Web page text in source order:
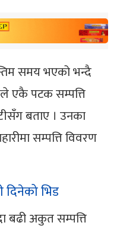
समय भएको भन्दै
एकै पटक सम्पत्ति
बताए । उनका
सम्पत्ति विवरण
दिनेको भिड
बढी अकुत सम्पत्ति